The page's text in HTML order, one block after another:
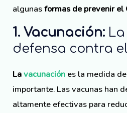
algunasformas de prevenir el
1. Vacunación:
defensa contra
Lavacunación es la medida
importante. Las vacunas han
altamente efectivas para